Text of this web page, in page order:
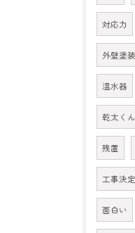
対応力
外壁塗装
温水器
乾太くん
残置
工事決
面白い